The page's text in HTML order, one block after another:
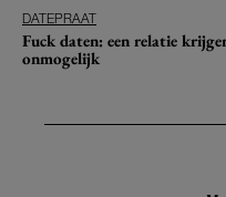
DATEPRAAT
Fuck daten: een relatie
onmogelijk